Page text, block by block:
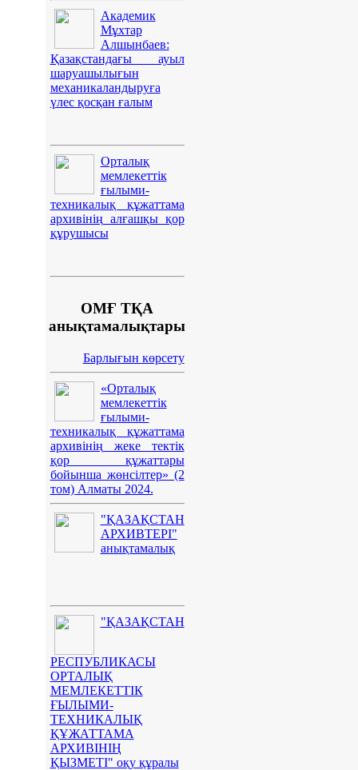
Академик
Мұхтар
Алшынбаев:
Қазақстандағы ауыл
шаруашылығын
механикаландыруға
үлес қосқан ғалым
Орталық
мемлекеттік
ғылыми-
техникалық құжаттама
архивінің алғашқы қор
құрушысы
ОМҒ ТҚА
анықтамалықтары
Барлығын көрсету
«Орталық
мемлекеттік
ғылыми-
техникалық құжаттама
архивінің жеке тектік
қор құжаттары
бойынша жөнсілтер» (2
том) Алматы 2024.
"ҚАЗАҚСТАН
АРХИВТЕРІ"
анықтамалық
"ҚАЗАҚСТАН
РЕСПУБЛИКАСЫ
ОРТАЛЫҚ
МЕМЛЕКЕТТІК
ҒЫЛЫМИ-
ТЕХНИКАЛЫҚ
ҚҰЖАТТАМА
АРХИВІНІҢ
ҚЫЗМЕТІ" оқу құралы